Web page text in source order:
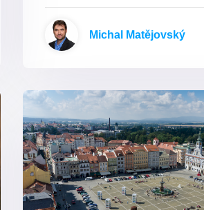
Michal Matějovský